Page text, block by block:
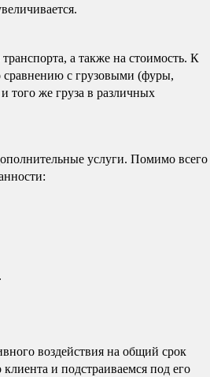
а также на стоимость. К
сравнению с грузовыми (фуры,
того же груза в различных
услуги. Помимо всего
воздействия на общий срок
и подстраиваемся под его